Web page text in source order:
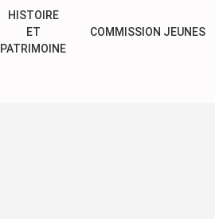
HISTOIRE
ET
PATRIMOINE
COMMISSION JEUNES